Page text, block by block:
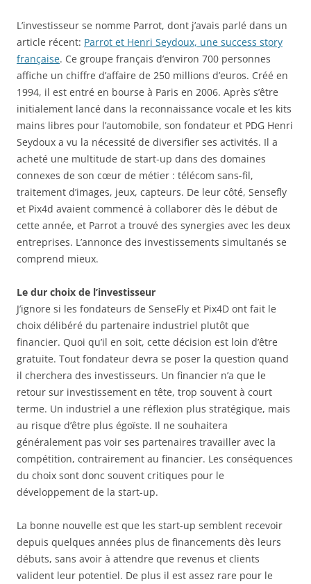
L’investisseur se nomme Parrot, dont j’avais parlé dans un
article récent: Parrot et Henri Seydoux, une success story
française. Ce groupe français d’environ 700 personnes
affiche un chiffre d’affaire de 250 millions d’euros. Créé en
1994, il est entré en bourse à Paris en 2006. Après s’être
initialement lancé dans la reconnaissance vocale et les kits
mains libres pour l’automobile, son fondateur et PDG Henri
Seydoux a vu la nécessité de diversifier ses activités. Il a
acheté une multitude de start-up dans des domaines
connexes de son cœur de métier : télécom sans-fil,
traitement d’images, jeux, capteurs. De leur côté, Sensefly
et Pix4d avaient commencé à collaborer dès le début de
cette année, et Parrot a trouvé des synergies avec les deux
entreprises. L’annonce des investissements simultanés se
comprend mieux.
Le dur choix de l’investisseur
J’ignore si les fondateurs de SenseFly et Pix4D ont fait le
choix délibéré du partenaire industriel plutôt que
financier. Quoi qu’il en soit, cette décision est loin d’être
gratuite. Tout fondateur devra se poser la question quand
il cherchera des investisseurs. Un financier n’a que le
retour sur investissement en tête, trop souvent à court
terme. Un industriel a une réflexion plus stratégique, mais
au risque d’être plus égoïste. Il ne souhaitera
généralement pas voir ses partenaires travailler avec la
compétition, contrairement au financier. Les conséquences
du choix sont donc souvent critiques pour le
développement de la start-up.
La bonne nouvelle est que les start-up semblent recevoir
depuis quelques années plus de financements dès leurs
débuts, sans avoir à attendre que revenus et clients
valident leur potentiel. De plus il est assez rare pour le